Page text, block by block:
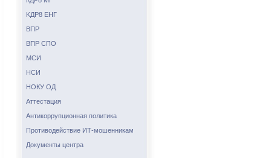
KДР8 ЕНГ
ВПР
ВПР СПО
МСИ
НСИ
НОКУ ОД
Аттестация
Антикоррупционная политика
Противодействие ИТ-мошенникам
Документы центра